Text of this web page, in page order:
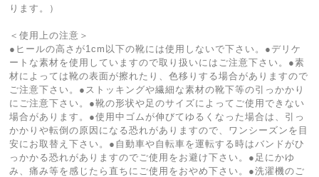
ります。）
＜使用上の注意＞
●ヒールの高さが1cm以下の靴には使用しないで下さい。●デリケ
ートな素材を使用していますので取り扱いにはご注意下さい。●素
材によっては靴の表面が擦れたり、色移りする場合がありますので
ご注意下さい。●ストッキングや繊細な素材の靴下等の引っかかり
にご注意下さい。●靴の形状や足のサイズによってご使用できない
場合があります。●使用中ゴムが伸びてゆるくなった場合は、引っ
かかりや転倒の原因になる恐れがありますので、ワンシーズンを目
安にお取替え下さい。●自動車や自転車を運転する時はバンドがひ
っかかる恐れがありますのでご使用をお避け下さい。●足にかゆ
み、痛み等を感じたら直ちにご使用をおやめ下さい。●洗濯機のご